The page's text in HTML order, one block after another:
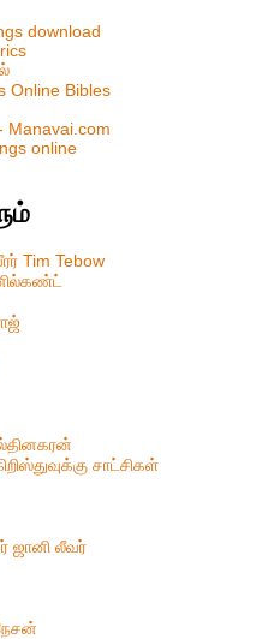
download
Online Bibles
Manavai.com
online
Tim Tebow
சாட்சிகள்
ஜானி லீவர்